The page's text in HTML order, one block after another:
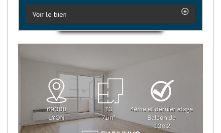
Voir le bien